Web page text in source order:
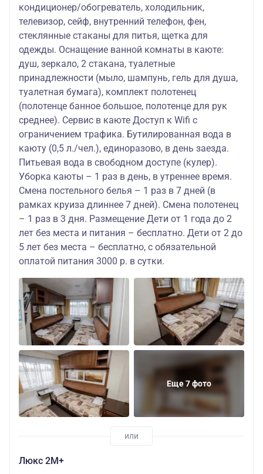
кондиционер/обогреватель, холодильник,
телевизор, сейф, внутренний телефон, фен,
стеклянные стаканы для питья, щетка для
одежды. Оснащение ванной комнаты в каюте:
душ, зеркало, 2 стакана, туалетные
принадлежности (мыло, шампунь, гель для душа,
туалетная бумага), комплект полотенец
(полотенце банное большое, полотенце для рук
среднее). Сервис в каюте Доступ к Wifi с
ограничением трафика. Бутилированная вода в
каюту (0,5 л./чел.), единоразово, в день заезда.
Питьевая вода в свободном доступе (кулер).
Уборка каюты – 1 раз в день, в утреннее время.
Смена постельного белья – 1 раз в 7 дней (в
рамках круиза длиннее 7 дней). Смена полотенец
– 1 раз в 3 дня. Размещение Дети от 1 года до 2
лет без места и питания – бесплатно. Дети от 2 до
5 лет без места – бесплатно, с обязательной
оплатой питания 3000 р. в сутки.
Еще 7 фото
Люкс 2М+